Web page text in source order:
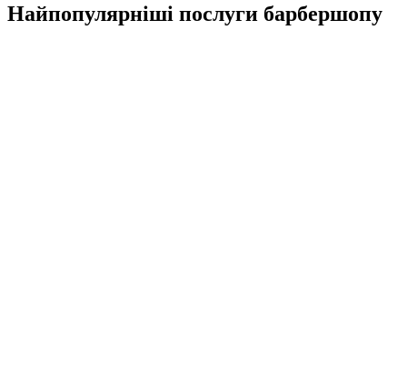
Найпопулярніші послуги барбершопу